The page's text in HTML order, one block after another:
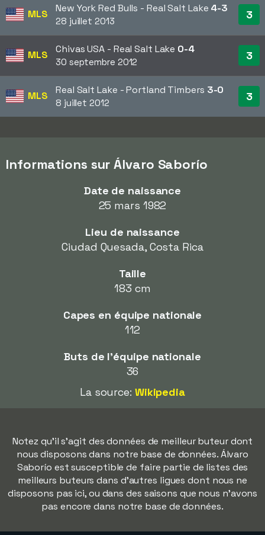
MLS New York Red Bulls - Real Salt Lake 4-3
28 juillet 2013 3
MLS Chivas USA - Real Salt Lake 0-4
30 septembre 2012 3
MLS Real Salt Lake - Portland Timbers 3-0
8 juillet 2012 3
Informations sur Álvaro Saborío
Date de naissance
25 mars 1982
Lieu de naissance
Ciudad Quesada, Costa Rica
Taille
183 cm
Capes en équipe nationale
112
Buts de l'équipe nationale
36
La source: Wikipedia
Notez qu'il s'agit des données de meilleur buteur dont
nous disposons dans notre base de données. Álvaro
Saborío est susceptible de faire partie de listes des
meilleurs buteurs dans d'autres ligues dont nous ne
disposons pas ici, ou dans des saisons que nous n'avons
pas encore dans notre base de données.